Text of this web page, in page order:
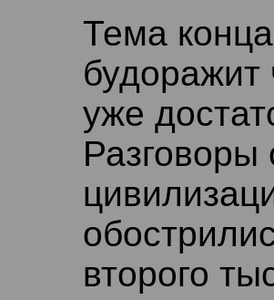
Тема
будоражит
уже
Разговоры
второго